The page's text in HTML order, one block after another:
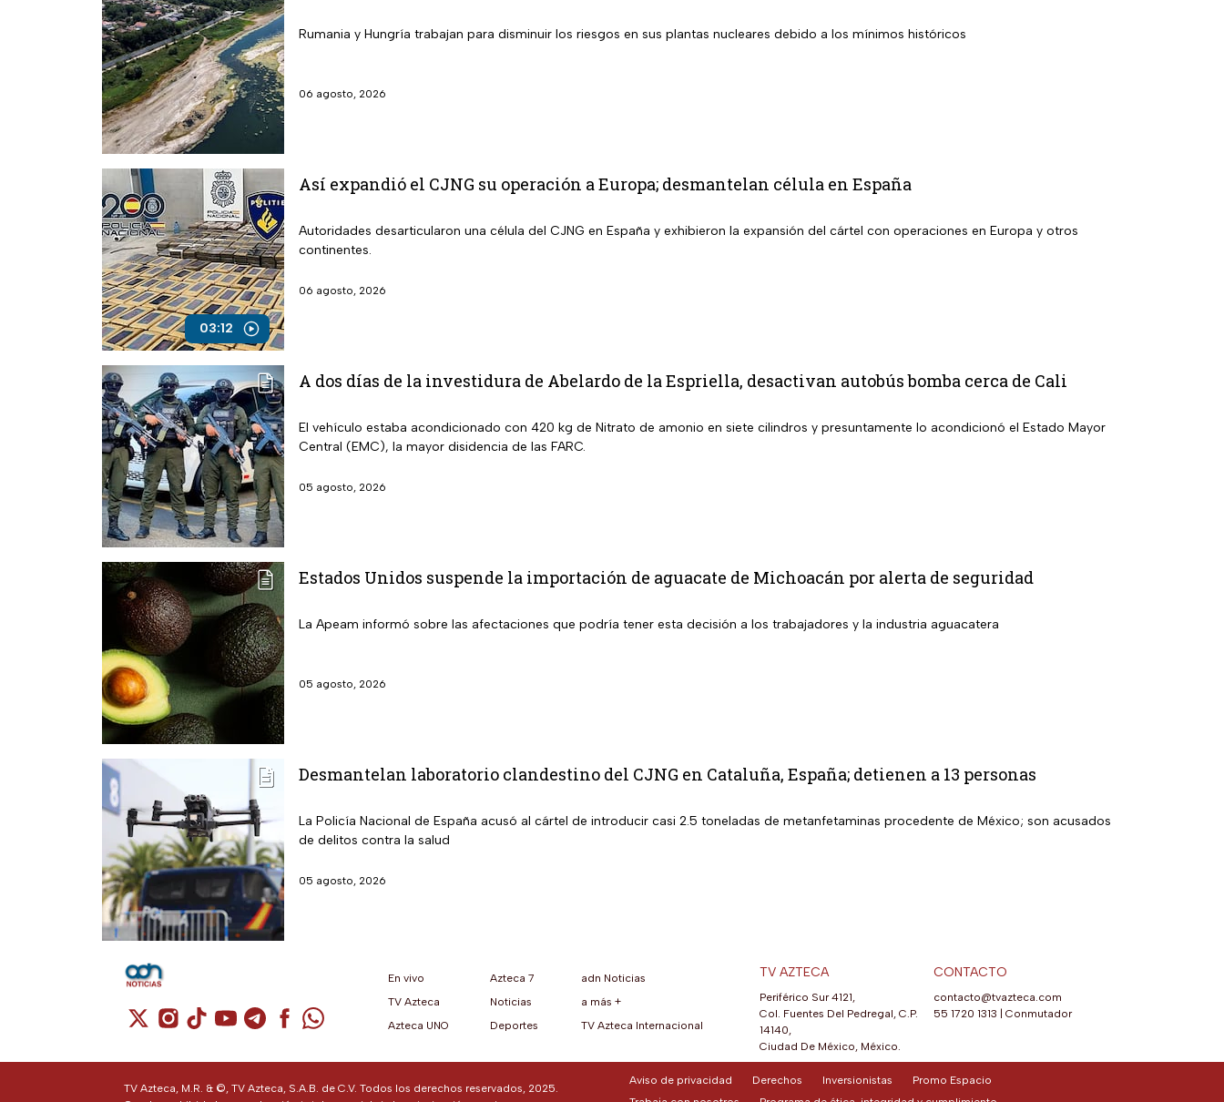
Rumania y Hungría trabajan para disminuir los riesgos en sus plantas nucleares debido a los mínimos históricos
06 agosto, 2026
03:12
Así expandió el CJNG su operación a Europa; desmantelan célula en España
Autoridades desarticularon una célula del CJNG en España y exhibieron la expansión del cártel con operaciones en Europa y otros
continentes.
06 agosto, 2026
A dos días de la investidura de Abelardo de la Espriella, desactivan autobús bomba cerca de Cali
El vehículo estaba acondicionado con 420 kg de Nitrato de amonio en siete cilindros y presuntamente lo acondicionó el Estado Mayor
Central (EMC), la mayor disidencia de las FARC.
05 agosto, 2026
Estados Unidos suspende la importación de aguacate de Michoacán por alerta de seguridad
La Apeam informó sobre las afectaciones que podría tener esta decisión a los trabajadores y la industria aguacatera
05 agosto, 2026
Desmantelan laboratorio clandestino del CJNG en Cataluña, España; detienen a 13 personas
La Policía Nacional de España acusó al cártel de introducir casi 2.5 toneladas de metanfetaminas procedente de México; son acusados
de delitos contra la salud
05 agosto, 2026
Cuenta de X / Twitter (se abre en una nueva pestaña)
Cuenta de Instagram (se abre en una nueva pestaña)
Cuenta de TikTok (se abre en una nueva pestaña)
Cuenta de YouTube (se abre en una nueva pestaña)
Cuenta de Telegram (se abre en una nueva pestaña)
Cuenta de Facebook (se abre en una nueva pestaña)
Cuenta de WhatsApp (se abre en una nueva pestaña)
En vivo
TV Azteca
Azteca UNO
Azteca 7
Noticias
Deportes
adn Noticias
a más +
TV Azteca Internacional
TV AZTECA
Periférico Sur 4121,
Col. Fuentes Del Pedregal, C.P.
14140,
Ciudad De México, México.
CONTACTO
contacto@tvazteca.com
55 1720 1313
Conmutador
TV Azteca, M.R. & ©, TV Azteca, S.A.B. de C.V. Todos los derechos reservados, 2025.
Aviso de privacidad Derechos Inversionistas
Promo Espacio